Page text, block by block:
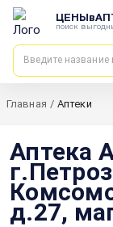
поиск
Главная / Аптеки
Аптека
д.27,